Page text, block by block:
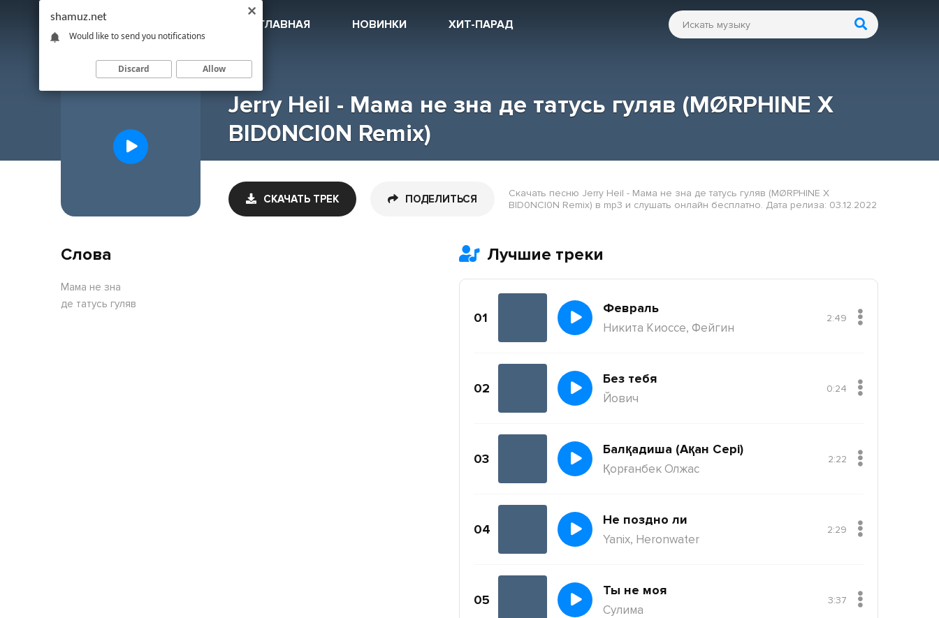
SHAMUZ ГЛАВНАЯ НОВИНКИ ХИТ-ПАРАД
Jerry Heil - Мама не зна де татусь гуляв (MØRPHINE X
BID0NCI0N Remix)
СКАЧАТЬ ТРЕК ПОДЕЛИТЬСЯ
Скачать песню Jerry Heil - Мама не зна де татусь гуляв (MØRPHINE X
BID0NCI0N Remix) в mp3 и слушать онлайн бесплатно. Дата релиза: 03.12.2022
Слова
Мама не зна
де татусь гуляв
Лучшие треки
01
Февраль
Никита Киоссе, Фейгин
2:49
02
Без тебя
Йович
0:24
03
Балқадиша (Ақан Сері)
Қорғанбек Олжас
2:22
04
Не поздно ли
Yanix, Heronwater
2:29
05
Ты не моя
Сулима
3:37
shamuz.net
Would like to send you notifications
Discard Allow